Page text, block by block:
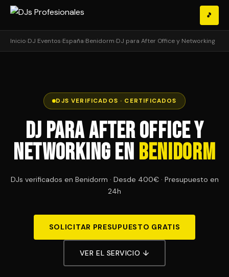
🎵
Inicio›DJ Eventos›España›Benidorm›DJ para After Office y Networking
DJS VERIFICADOS · CERTIFICADOS
DJ para After Office y
Networking en Benidorm
DJs verificados en Benidorm · Desde 400€ · Presupuesto en
24h
SOLICITAR PRESUPUESTO GRATIS
VER EL SERVICIO ↓